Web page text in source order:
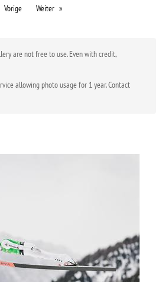
Vorige Weiter
are not free to use. Even with credit,
allowing photo usage for 1 year. Contact